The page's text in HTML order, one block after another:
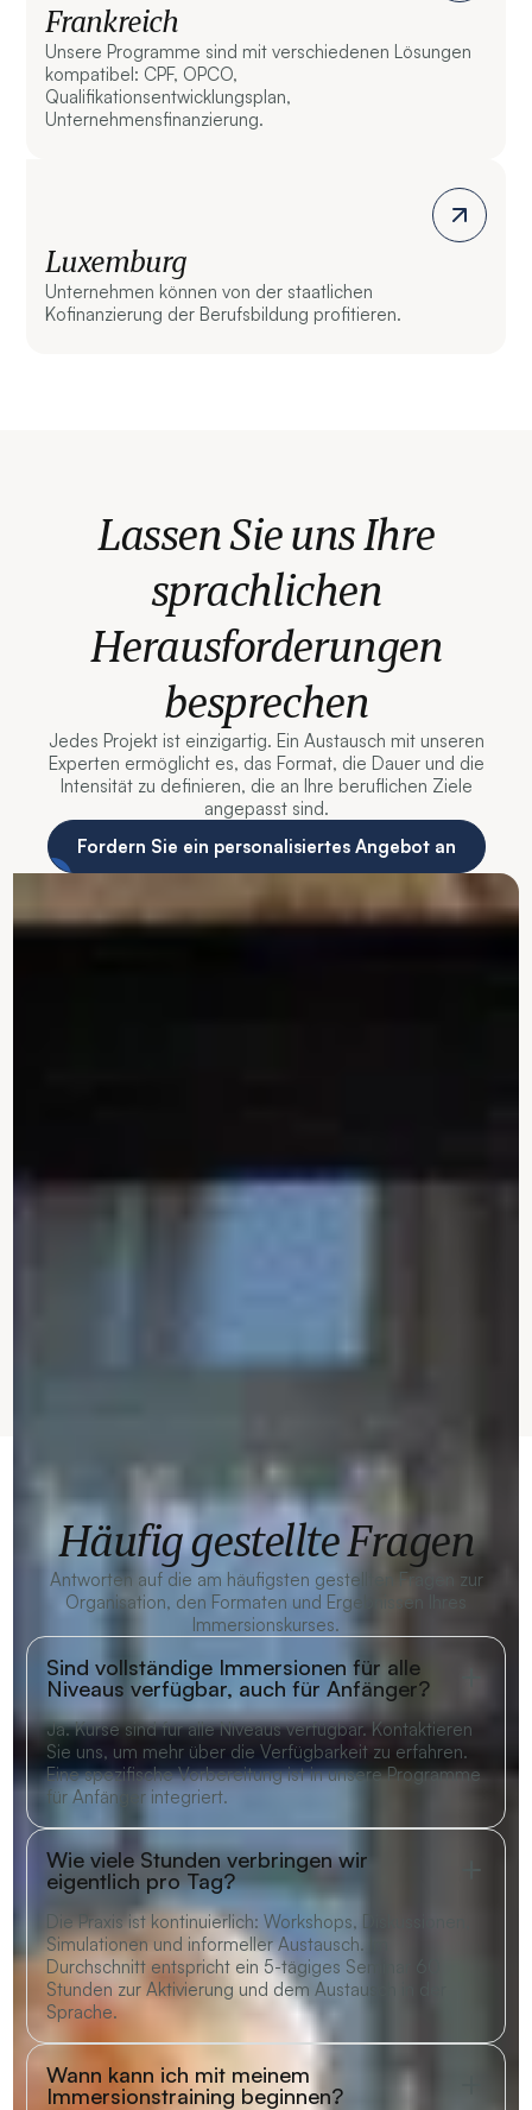
Frankreich
Unsere Programme sind mit verschiedenen Lösungen
kompatibel: CPF, OPCO,
Qualifikationsentwicklungsplan,
Unternehmensfinanzierung.
Luxemburg
Unternehmen können von der staatlichen
Kofinanzierung der Berufsbildung profitieren.
Lassen Sie uns Ihre
sprachlichen
Herausforderungen
besprechen
Jedes Projekt ist einzigartig. Ein Austausch mit unseren
Experten ermöglicht es, das Format, die Dauer und die
Intensität zu definieren, die an Ihre beruflichen Ziele
angepasst sind.
Fordern Sie ein personalisiertes Angebot an
Häufig gestellte Fragen
Antworten auf die am häufigsten gestellten Fragen zur
Organisation, den Formaten und Ergebnissen Ihres
Immersionskurses.
Sind vollständige Immersionen für alle
Niveaus verfügbar, auch für Anfänger?
Ja. Kurse sind für alle Niveaus verfügbar. Kontaktieren
Sie uns, um mehr über die Verfügbarkeit zu erfahren.
Eine spezifische Vorbereitung ist in unsere Programme
für Anfänger integriert.
Wie viele Stunden verbringen wir
eigentlich pro Tag?
Die Praxis ist kontinuierlich: Workshops, Diskussionen,
Simulationen und informeller Austausch. Im
Durchschnitt entspricht ein 5-tägiges Seminar 60
Stunden zur Aktivierung und dem Austausch in der
Sprache.
Wann kann ich mit meinem
Immersionstraining beginnen?